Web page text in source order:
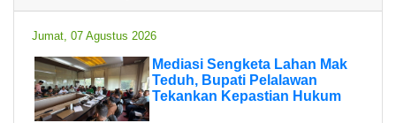
Jumat, 07 Agustus 2026
Mediasi Sengketa Lahan Mak
Teduh, Bupati Pelalawan
Tekankan Kepastian Hukum